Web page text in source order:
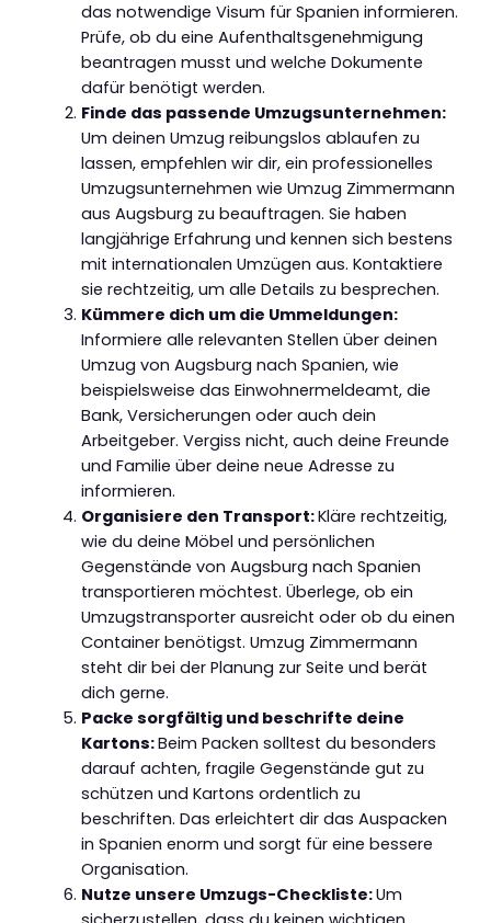
das notwendige Visum für Spanien informieren.
Prüfe, ob du eine Aufenthaltsgenehmigung
beantragen musst und welche Dokumente
dafür benötigt werden.
Finde das passende Umzugsunternehmen:
Um deinen Umzug reibungslos ablaufen zu
lassen, empfehlen wir dir, ein professionelles
Umzugsunternehmen wie Umzug Zimmermann
aus Augsburg zu beauftragen. Sie haben
langjährige Erfahrung und kennen sich bestens
mit internationalen Umzügen aus. Kontaktiere
sie rechtzeitig, um alle Details zu besprechen.
Kümmere dich um die Ummeldungen:
Informiere alle relevanten Stellen über deinen
Umzug von Augsburg nach Spanien, wie
beispielsweise das Einwohnermeldeamt, die
Bank, Versicherungen oder auch dein
Arbeitgeber. Vergiss nicht, auch deine Freunde
und Familie über deine neue Adresse zu
informieren.
Organisiere den Transport:Kläre rechtzeitig,
wie du deine Möbel und persönlichen
Gegenstände von Augsburg nach Spanien
transportieren möchtest. Überlege, ob ein
Umzugstransporter ausreicht oder ob du einen
Container benötigst. Umzug Zimmermann
steht dir bei der Planung zur Seite und berät
dich gerne.
Packe sorgfältig und beschrifte deine
Kartons:Beim Packen solltest du besonders
darauf achten, fragile Gegenstände gut zu
schützen und Kartons ordentlich zu
beschriften. Das erleichtert dir das Auspacken
in Spanien enorm und sorgt für eine bessere
Organisation.
Nutze unsere Umzugs-Checkliste:Um